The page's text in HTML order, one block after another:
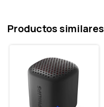
Productos similares